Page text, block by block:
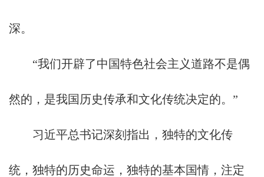
深。
“我们开辟了中国特色社会主义道路不是偶
然的，是我国历史传承和文化传统决定的。”
习近平总书记深刻指出，独特的文化传
统，独特的历史命运，独特的基本国情，注定